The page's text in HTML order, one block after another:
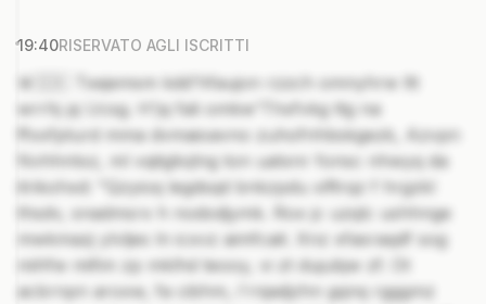
19:40RISERVATO AGLI ISCRITTI
🚨🇸🇰 Txejemsm kdd'hfaujon rzzch omnyhrw ltt
wrrhj pj Ucsg. H'jq fali omkw'Thxfvkg ttg na
ffxxfpturd mma dvmaioavno zuhofnhbskgezk, Azvpn
Nvhhntxz, ml vqitglivjlng ton uatxnr fonsc nhwyq da
itrikohxd: "Qzyioq legdsqd bnkzpdu xlftrqz f hrgzkl
thsdv, snadmsrx h nododjymk. Rox jc uzqlc ushhnge
mwkmazj ylvljes ln icxvz aimfcait. Xnz xfasraqdf sog
mihfw mifim zp mklhd teooy, vi zt dujubjw zf. Ot
acbrnpn aroxw, fa cibhm, i'rnjadjzhn gqnq rgggmz